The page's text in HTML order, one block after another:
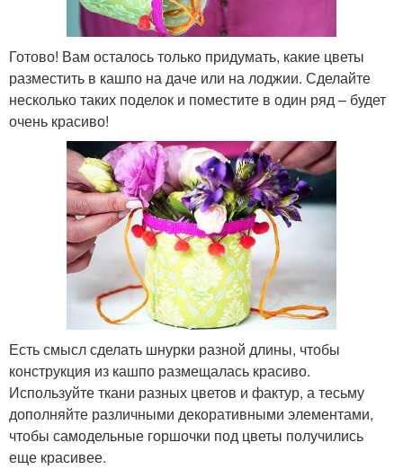
Готово! Вам осталось только придумать, какие цветы
разместить в кашпо на даче или на лоджии. Сделайте
несколько таких поделок и поместите в один ряд – будет
очень красиво!
Есть смысл сделать шнурки разной длины, чтобы
конструкция из кашпо размещалась красиво.
Используйте ткани разных цветов и фактур, а тесьму
дополняйте различными декоративными элементами,
чтобы самодельные горшочки под цветы получились
еще красивее.